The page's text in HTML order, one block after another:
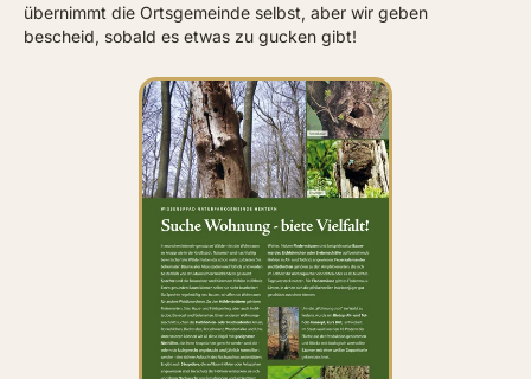
übernimmt die Ortsgemeinde selbst, aber wir geben
bescheid, sobald es etwas zu gucken gibt!